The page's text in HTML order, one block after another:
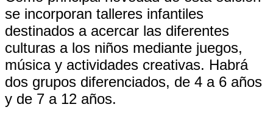
se incorporan talleres infantiles
destinados a acercar las diferentes
culturas a los niños mediante juegos,
música y actividades creativas. Habrá
dos grupos diferenciados, de 4 a 6 años
y de 7 a 12 años.